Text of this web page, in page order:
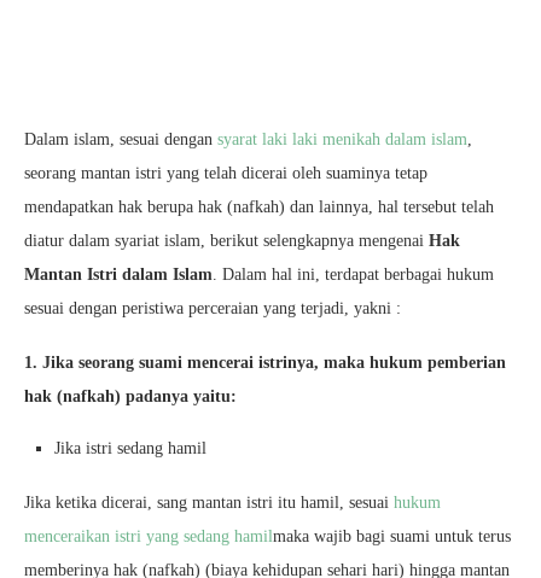
Dalam islam, sesuai dengan syarat laki laki menikah dalam islam,
seorang mantan istri yang telah dicerai oleh suaminya tetap
mendapatkan hak berupa hak (nafkah) dan lainnya, hal tersebut telah
diatur dalam syariat islam, berikut selengkapnya mengenai Hak
Mantan Istri dalam Islam. Dalam hal ini, terdapat berbagai hukum
sesuai dengan peristiwa perceraian yang terjadi, yakni :
1. Jika seorang suami mencerai istrinya, maka hukum pemberian
hak (nafkah) padanya yaitu:
Jika istri sedang hamil
Jika ketika dicerai, sang mantan istri itu hamil, sesuai hukum
menceraikan istri yang sedang hamilmaka wajib bagi suami untuk terus
memberinya hak (nafkah) (biaya kehidupan sehari hari) hingga mantan